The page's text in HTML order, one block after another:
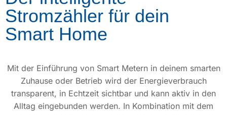
Stromzähler für dein
Smart Home
Mit der Einführung von Smart Metern in deinem smarten
Zuhause oder Betrieb wird der Energieverbrauch
transparent, in Echtzeit sichtbar und kann aktiv in den
Alltag eingebunden werden. In Kombination mit dem